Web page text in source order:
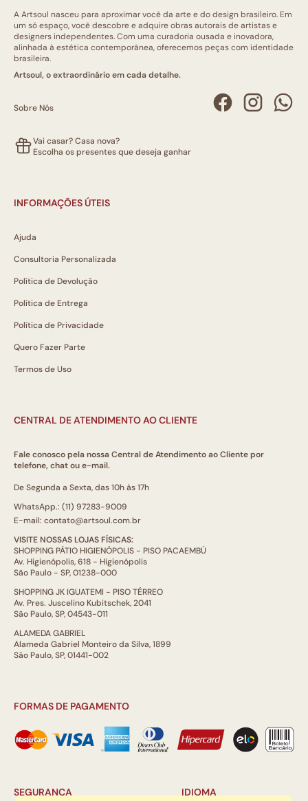
A Artsoul nasceu para aproximar você da arte e do design brasileiro. Em
um só espaço, você descobre e adquire obras autorais de artistas e
designers independentes. Com uma curadoria ousada e inovadora,
alinhada à estética contemporânea, oferecemos peças com identidade
brasileira.
Artsoul, o extraordinário em cada detalhe.
Sobre Nós
Vai casar? Casa nova?
Escolha os presentes que deseja ganhar
INFORMAÇÕES ÚTEIS
Ajuda
Consultoria Personalizada
Política de Devolução
Política de Entrega
Política de Privacidade
Quero Fazer Parte
Termos de Uso
CENTRAL DE ATENDIMENTO AO CLIENTE
Fale conosco pela nossa Central de Atendimento ao Cliente por
telefone, chat ou e-mail.
De Segunda a Sexta, das 10h às 17h
WhatsApp.: (11) 97283-9009
E-mail: contato@artsoul.com.br
VISITE NOSSAS LOJAS FÍSICAS:
SHOPPING PÁTIO HIGIENÓPOLIS - PISO PACAEMBÚ
Av. Higienópolis, 618 - Higienópolis
São Paulo - SP, 01238-000
SHOPPING JK IGUATEMI - PISO TÉRREO
Av. Pres. Juscelino Kubitschek, 2041
São Paulo, SP, 04543-011
ALAMEDA GABRIEL
Alameda Gabriel Monteiro da Silva, 1899
São Paulo, SP, 01441-002
FORMAS DE PAGAMENTO
SEGURANÇA IDIOMA